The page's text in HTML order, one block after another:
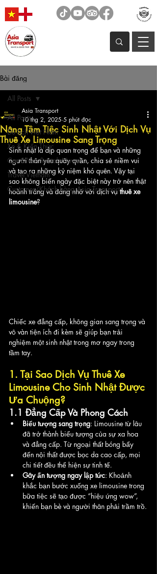
Bài đăng
All Posts
Du Lịch Việt Nam
Xe & Kiến Thức
Car & Van Rental, News
Travel Vietnam
Customer/Khách hàng Asia Transport
All Posts
Nâng Tầm Tiệc Sinh Nhật Với Dịch Vụ
Thuê Xe Limousine Sang Trọng
Asia Transport
10 thg 2, 2025 5 phút đọc
Sinh nhật là dịp quan trọng để bạn và những
người thân yêu quây quần, chia sẻ niềm vui
và tạo ra những kỷ niệm khó quên. Vậy tại
sao không biến ngày đặc biệt này trở nên thật
hoành tráng và đáng nhớ với dịch vụ thuê xe
limousine?
Chiếc xe đẳng cấp, không gian sang trọng và
vô vàn tiện ích đi kèm sẽ giúp bạn trải
nghiệm một sinh nhật trong mơ ngay trong
tầm tay.
1. Tại Sao Dịch Vụ Thuê Xe
Limousine Cho Sinh Nhật Được
Ưa Chuộng?
1.1 Đẳng Cấp Và Phong Cách
Biểu tượng sang trọng: Limousine từ lâu
đã trở thành biểu tượng của sự xa hoa
và đẳng cấp. Từ ngoại thất bóng bẩy
đến nội thất được bọc da cao cấp, mọi
chi tiết đều thể hiện sự tinh tế.
Gây ấn tượng ngay lập tức: Khoảnh
khắc bạn bước xuống xe limousine trong
bữa tiệc sẽ tạo được “hiệu ứng wow”,
khiến bạn bè và người thân phải trầm trồ.